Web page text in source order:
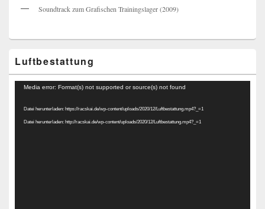
Soundtrack zum Grafischen Trainingslager (2009)
Luftbestattung
Video-
Media error: Format(s) not supported or source(s) not found
Datei herunterladen: https://racskai.de/wp-content/uploads/2020/12/Luftbestattung.mp4?_=1
Datei herunterladen: http://racskai.de/wp-content/uploads/2020/12/Luftbestattung.mp4?_=1